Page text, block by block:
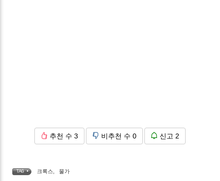
추천 수 3 비추천 수 0 신고 2
TAG • 크록스 물가